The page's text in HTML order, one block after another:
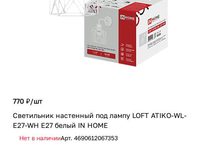
770 ₽/шт
Светильник настенный под лампу LOFT ATIKO-WL-
E27-WH Е27 белый IN HOME
Нет в наличииАрт. 4690612067353